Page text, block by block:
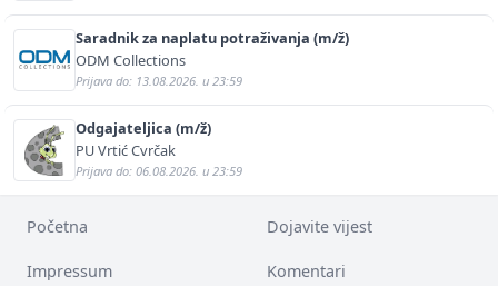
Saradnik za naplatu potraživanja (m/ž)
ODM Collections
Prijava do: 13.08.2026. u 23:59
Odgajateljica (m/ž)
PU Vrtić Cvrčak
Prijava do: 06.08.2026. u 23:59
Početna Dojavite vijest
Impressum Komentari